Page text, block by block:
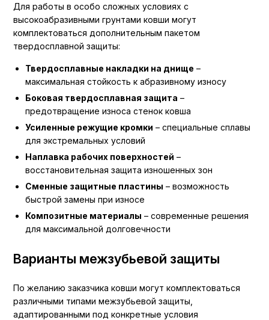
Для работы в особо сложных условиях с
высокоабразивными грунтами ковши могут
комплектоваться дополнительным пакетом
твердосплавной защиты:
Твердосплавные накладки на днище –
максимальная стойкость к абразивному износу
Боковая твердосплавная защита –
предотвращение износа стенок ковша
Усиленные режущие кромки – специальные сплавы
для экстремальных условий
Наплавка рабочих поверхностей –
восстановительная защита изношенных зон
Сменные защитные пластины – возможность
быстрой замены при износе
Композитные материалы – современные решения
для максимальной долговечности
Варианты межзубьевой защиты
По желанию заказчика ковши могут комплектоваться
различными типами межзубьевой защиты,
адаптированными под конкретные условия